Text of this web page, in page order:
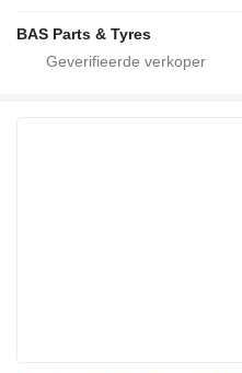
BAS Parts & Tyres